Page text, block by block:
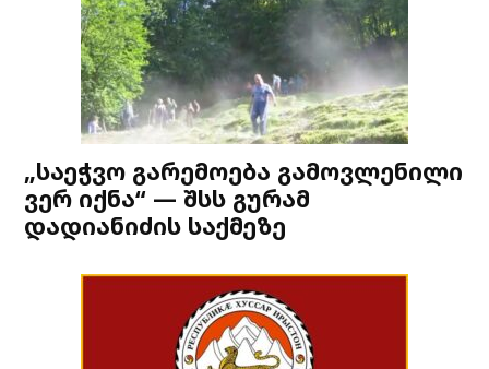
„საეჭვო გარემოება გამოვლენილი
ვერ იქნა“ — შსს გურამ
დადიანიძის საქმეზე